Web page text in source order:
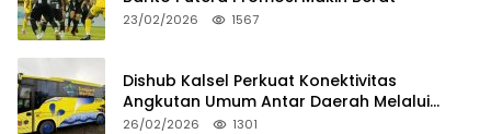
23/02/2026 1567
Dishub Kalsel Perkuat Konektivitas
Angkutan Umum Antar Daerah Melalui
Integritas
26/02/2026 1301